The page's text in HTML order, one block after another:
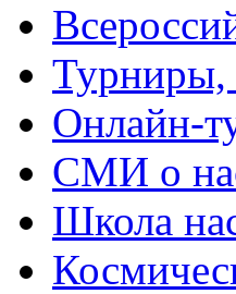
Турниры,
Онлайн-
СМИ о
Школа